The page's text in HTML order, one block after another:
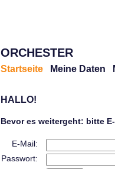
ORCHESTER
Startseite Meine Daten
HALLO!
Bevor es weitergeht: bitte
E-Mail:
Passwort: